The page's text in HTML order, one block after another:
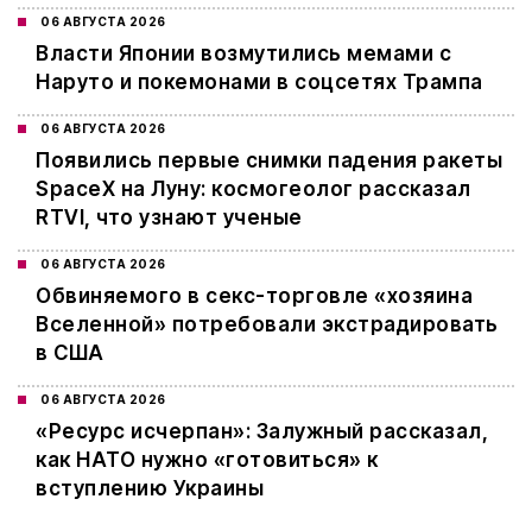
06 АВГУСТА 2026
Власти Японии возмутились мемами с
Наруто и покемонами в соцсетях Трампа
06 АВГУСТА 2026
Появились первые снимки падения ракеты
SpaceX на Луну: космогеолог рассказал
RTVI, что узнают ученые
06 АВГУСТА 2026
Обвиняемого в секс-торговле «хозяина
Вселенной» потребовали экстрадировать
в США
06 АВГУСТА 2026
«Ресурс исчерпан»: Залужный рассказал,
как НАТО нужно «готовиться» к
вступлению Украины